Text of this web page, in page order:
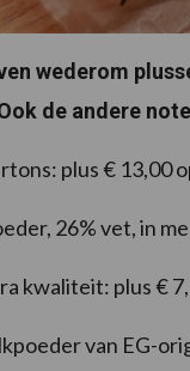
wederom
de andere
plus € 13,00
26% vet, in
kwaliteit: plus €
van EG-